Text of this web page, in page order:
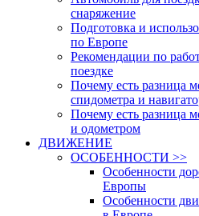
снаряжение
Подготовка и
по Европе
Рекомендации по
поездке
Почему есть разница
спидометра и
Почему есть разница
и одометром
ДВИЖЕНИЕ
ОСОБЕННОСТИ >>
Особенности
Европы
Особенности